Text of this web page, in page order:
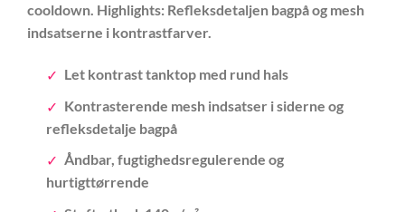
cooldown. Highlights: Refleksdetaljen bagpå og mesh
indsatserne i kontrastfarver.
Let kontrast tanktop med rund hals
Kontrasterende mesh indsatser i siderne og
refleksdetalje bagpå
Åndbar, fugtighedsregulerende og
hurtigttørrende